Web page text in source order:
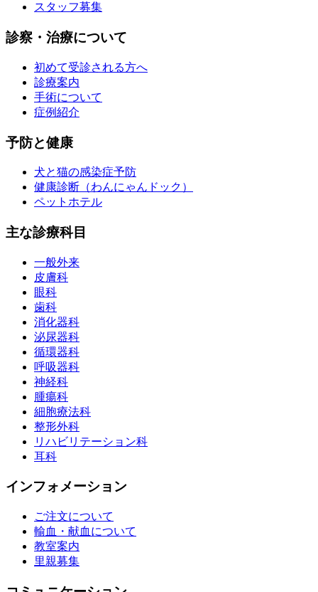
スタッフ募集
診察・治療について
初めて受診される方へ
診療案内
手術について
症例紹介
予防と健康
犬と猫の感染症予防
健康診断（わんにゃんドック）
ペットホテル
主な診療科目
一般外来
皮膚科
眼科
歯科
消化器科
泌尿器科
循環器科
呼吸器科
神経科
腫瘍科
細胞療法科
整形外科
リハビリテーション科
耳科
インフォメーション
ご注文について
輸血・献血について
教室案内
里親募集